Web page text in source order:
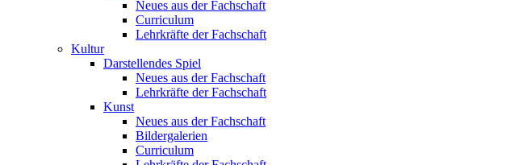
Neues aus der Fachschaft
Curriculum
Lehrkräfte der Fachschaft
Kultur
Darstellendes Spiel
Neues aus der Fachschaft
Lehrkräfte der Fachschaft
Kunst
Neues aus der Fachschaft
Bildergalerien
Curriculum